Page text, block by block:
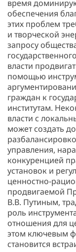
время
обеспечения
этих проблем
и творческой
запросу
власти
помощью
граждан к
институтам.
власти с
может создать
управления,
конкуренцией
установок и
ценностно-
продвигаемой
В.В. Путиным,
роль
отношения для
этом ключевым
становится